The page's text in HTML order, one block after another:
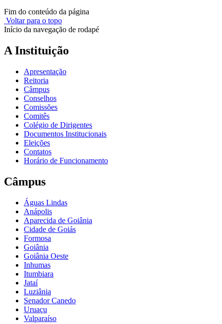
Fim do conteúdo da página
Voltar para o topo
Início da navegação de rodapé
A Instituição
Apresentação
Reitoria
Câmpus
Conselhos
Comissões
Comitês
Colégio de Dirigentes
Documentos Institucionais
Eleições
Contatos
Horário de Funcionamento
Câmpus
Águas Lindas
Anápolis
Aparecida de Goiânia
Cidade de Goiás
Formosa
Goiânia
Goiânia Oeste
Inhumas
Itumbiara
Jataí
Luziânia
Senador Canedo
Uruaçu
Valparaíso